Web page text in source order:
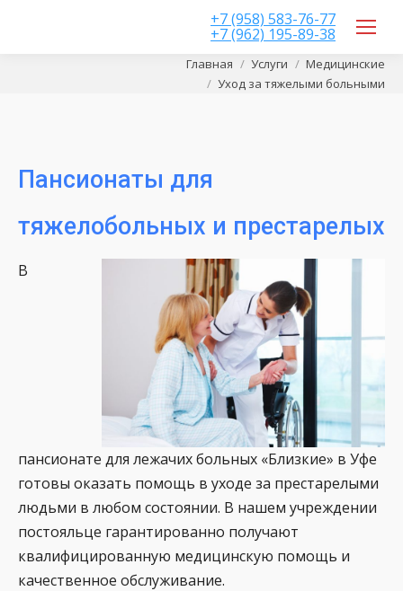
+7 (958) 583-76-77
+7 (962) 195-89-38
Главная Услуги
Медицинские
Уход за тяжелыми больными
Пансионаты для
тяжелобольных и престарелых
В
пансионате для лежачих больных «Близкие» в Уфе
готовы оказать помощь в уходе за престарелыми
людьми в любом состоянии. В нашем учреждении
постояльце гарантированно получают
квалифицированную медицинскую помощь и
качественное обслуживание.